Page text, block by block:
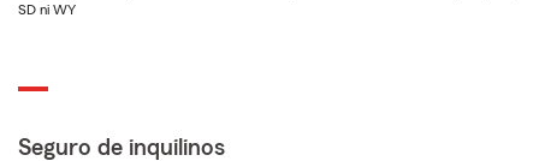
SD ni WY
Seguro de inquilinos